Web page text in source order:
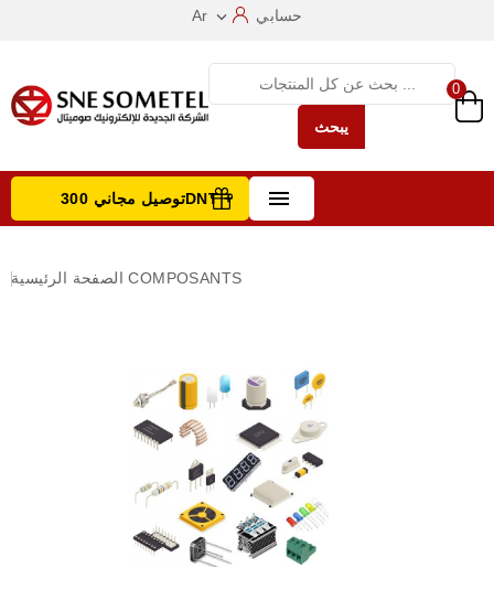
Ar  حسابي
يبحث
0
 توصيل مجاني 300DNT +
الصفحة الرئيسية COMPOSANTS